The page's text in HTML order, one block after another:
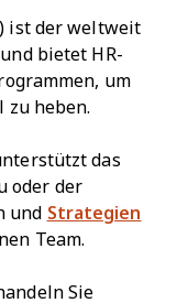
ist der weltweit
bietet HR-
um
zu heben.
das
oder der
und Strategien
Team.
Sie